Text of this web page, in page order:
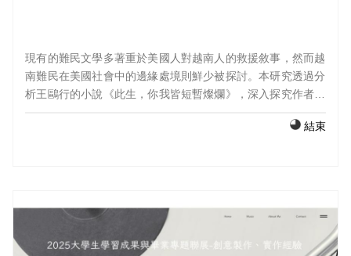
現有的難民文學多著重於美國人對越南人的救援敘事，然而越
南難民在美國社會中的邊緣處境則鮮少被探討。本研究透過分
析王鷗行的小說《此生，你我皆短暫燦爛》，深入探究作者以
心主義與美式男子氣概的概念內涵，其次剖析越戰對王鷗行的
其他美國男性對他施加的白人男性特權和美式男子氣概。
結束